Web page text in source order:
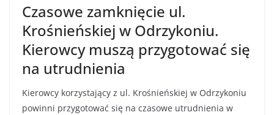
Czasowe zamknięcie ul.
Krośnieńskiej w Odrzykoniu.
Kierowcy muszą przygotować się
na utrudnienia
Kierowcy korzystający z ul. Krośnieńskiej w Odrzykoniu
powinni przygotować się na czasowe utrudnienia w